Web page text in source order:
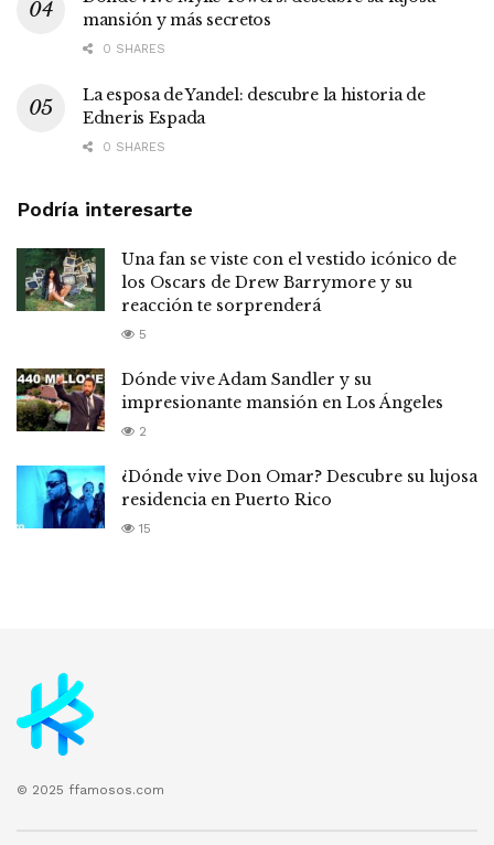
mansión y más secretos
0 SHARES
La esposa de Yandel: descubre la historia de
Edneris Espada
0 SHARES
Podría interesarte
Una fan se viste con el vestido icónico de
los Oscars de Drew Barrymore y su
reacción te sorprenderá
5
Dónde vive Adam Sandler y su
impresionante mansión en Los Ángeles
2
¿Dónde vive Don Omar? Descubre su lujosa
residencia en Puerto Rico
15
© 2025 ffamosos.com